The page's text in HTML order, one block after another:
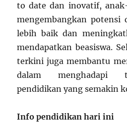
to date dan inovatif,
mengembangkan potensi
lebih baik dan
mendapatkan beasiswa.
terkini juga membantu
dalam menghadapi
pendidikan yang semakin
Info pendidikan hari ini